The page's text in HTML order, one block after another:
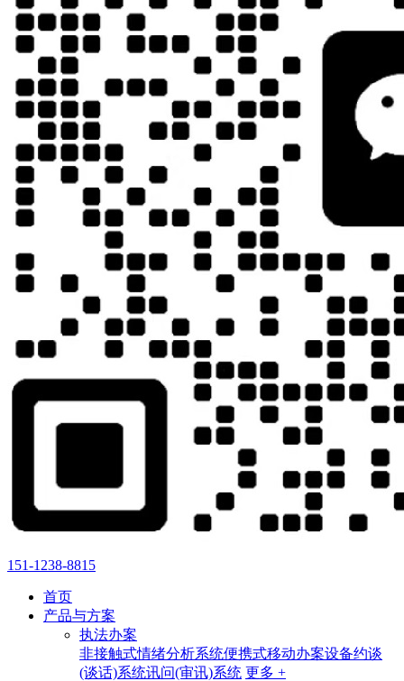
151-1238-8815
首页
产品与方案
执法办案
非接触式情绪分析系统便携式移动办案设备约谈
(谈话)系统讯问(审讯)系统 更多 +